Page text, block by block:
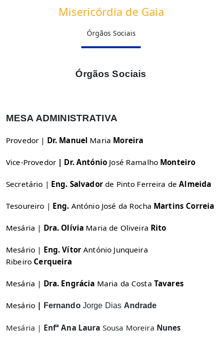
Misericórdia de Gaia
Órgãos Sociais
Órgãos Sociais
MESA ADMINISTRATIVA
Provedor | Dr. Manuel Maria Moreira
Vice-Provedor | Dr. António José Ramalho Monteiro
Secretário | Eng. Salvadorde Pinto Ferreira deAlmeida
Tesoureiro | Eng. António José da Rocha Martins Correia
Mesária | Dra. Olívia Maria de Oliveira Rito
Mesário | Eng. Vítor António Junqueira
Ribeiro Cerqueira
Mesária | Dra. Engrácia Maria da Costa Tavares
Mesário | FernandoJorge Dias Andrade
Mesária | Enfª Ana Laura Sousa Moreira Nunes